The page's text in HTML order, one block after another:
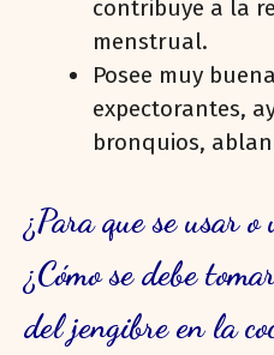
contribuye a la
menstrual.
Posee muy
expectorantes,
bronquios,
¿Para que se usar
¿Cómo se debe
del jengibre en la